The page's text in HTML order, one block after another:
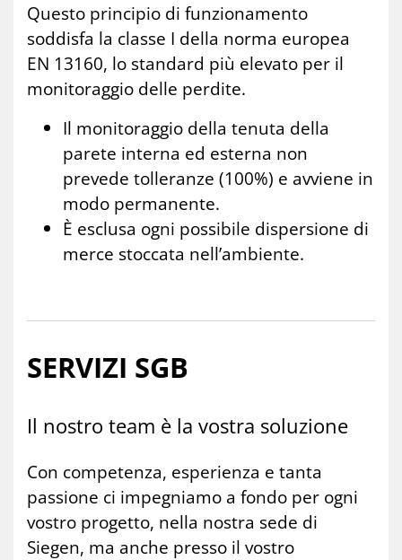
Questo principio di funzionamento
soddisfa la classe I della norma europea
EN 13160, lo standard più elevato per il
monitoraggio delle perdite.
Il monitoraggio della tenuta della
parete interna ed esterna non
prevede tolleranze (100%) e avviene in
modo permanente.
È esclusa ogni possibile dispersione di
merce stoccata nell’ambiente.
SER­VI­ZI SGB
Il no­stro team è la vo­stra so­lu­zio­ne
Con competenza, esperienza e tanta
passione ci impegniamo a fondo per ogni
vostro progetto, nella nostra sede di
Siegen, ma anche presso il vostro